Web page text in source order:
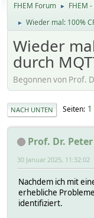
FHEM Forum ► FHEM
► Wieder mal: 100%
Wieder
durch
Begonnen von Prof.
NACH UNTEN Seiten 1
Prof. Dr.
30 Januar 2025, 11:32:02
Nachdem ich mit
erhebliche
identifiziert.